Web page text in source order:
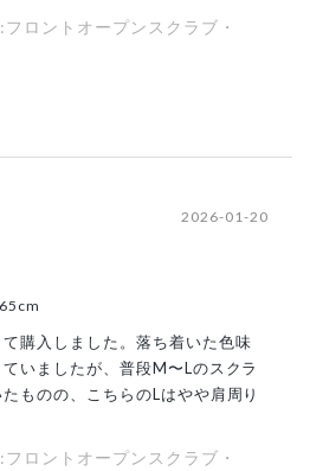
ロントオープンスクラブ・
2026-01-20
購入しました。落ち着いた色味
いましたが、普段M〜Lのスクラ
ものの、こちらのLはやや肩周り
ロントオープンスクラブ・